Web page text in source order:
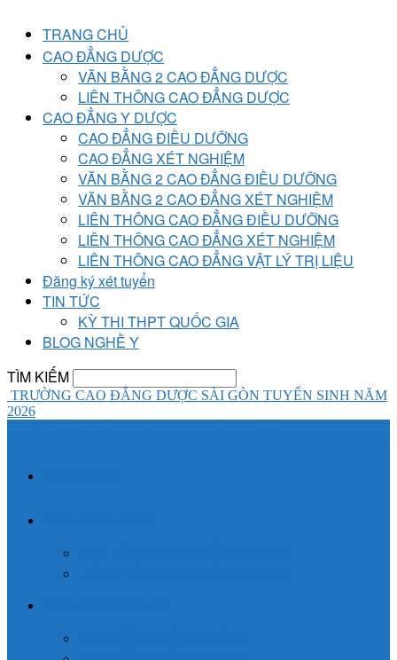
TRANG CHỦ
CAO ĐẲNG DƯỢC
VĂN BẰNG 2 CAO ĐẲNG DƯỢC
LIÊN THÔNG CAO ĐẲNG DƯỢC
CAO ĐẲNG Y DƯỢC
CAO ĐẲNG ĐIỀU DƯỠNG
CAO ĐẲNG XÉT NGHIỆM
VĂN BẰNG 2 CAO ĐẲNG ĐIỀU DƯỠNG
VĂN BẰNG 2 CAO ĐẲNG XÉT NGHIỆM
LIÊN THÔNG CAO ĐẲNG ĐIỀU DƯỠNG
LIÊN THÔNG CAO ĐẲNG XÉT NGHIỆM
LIÊN THÔNG CAO ĐẲNG VẬT LÝ TRỊ LIỆU
Đăng ký xét tuyển
TIN TỨC
KỲ THI THPT QUỐC GIA
BLOG NGHỀ Y
TÌM KIẾM
TRƯỜNG CAO ĐẲNG DƯỢC SÀI GÒN TUYỂN SINH NĂM
2026